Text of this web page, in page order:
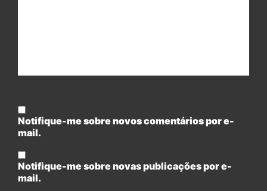
Notifique-me sobre novos comentários por e-
mail.
Notifique-me sobre novas publicações por e-
mail.